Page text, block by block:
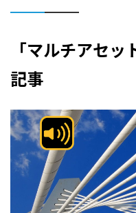
「マルチアセ
記事